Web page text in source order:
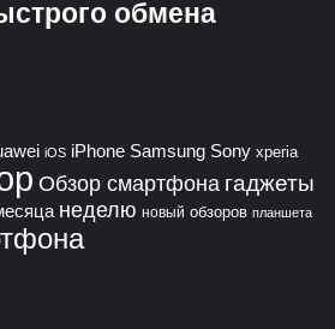
обмена
iOS iPhone Samsung Sony xperia
Обзор смартфона гаджеты
неделю новый обзоров планшета